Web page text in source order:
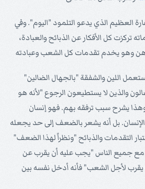
العظيم الذي يدعو التلمود "اليوم". وفي
تركزت كل الأفكار عن الذبائح والعبادة،
وهو يخدم تقدمات كل الشعب وعبادته
اللين والشفقة "بالجهال الضالين"
والذين لا يستطيعون الرجوع "لأنه هو
يشرح سبب ترفقه بهم. فهو إنسان
بل أنه يشعر بالضعف إلى حد يجعله
التقدمات والذبائح "ونظراً لهذا الضعف"
مع جميع الناس "يجب عليه أن يقرب عن
يقرب لأجل الشعب" فأنه أدخل نفسه بين